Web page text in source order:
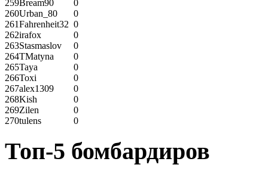
259Bream90
0
260Urban_80
0
261Fahrenheit32 0
262irafox
0
263Stasmaslov
0
264TMatyna
0
265Taya
0
266Toxi
0
267alex1309
0
268Kish
0
269Zilen
0
270tulens 0
Топ-5 бомбардиров